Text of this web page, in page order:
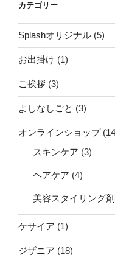
カテゴリー
Splashオリジナル (5)
お出掛け (1)
ご挨拶 (3)
よしなしごと (3)
オンラインショップ
スキンケア (3)
ヘアケア (4)
美容スタイリング剤
ケサイア (1)
ジザニア (18)